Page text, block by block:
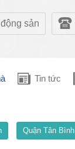
sản
Tin tức
Quận Tân Bình